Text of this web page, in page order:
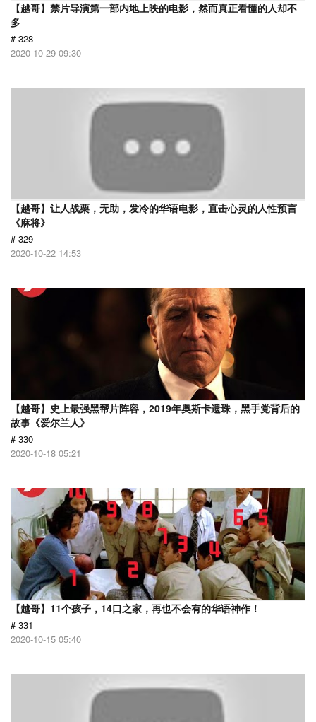
【越哥】禁片导演第一部内地上映的电影，然而真正看懂的人却不
多
# 328
2020-10-29 09:30
【越哥】让人战栗，无助，发冷的华语电影，直击心灵的人性预言
《麻将》
# 329
2020-10-22 14:53
【越哥】史上最强黑帮片阵容，2019年奥斯卡遗珠，黑手党背后的
故事《爱尔兰人》
# 330
2020-10-18 05:21
【越哥】11个孩子，14口之家，再也不会有的华语神作！
# 331
2020-10-15 05:40